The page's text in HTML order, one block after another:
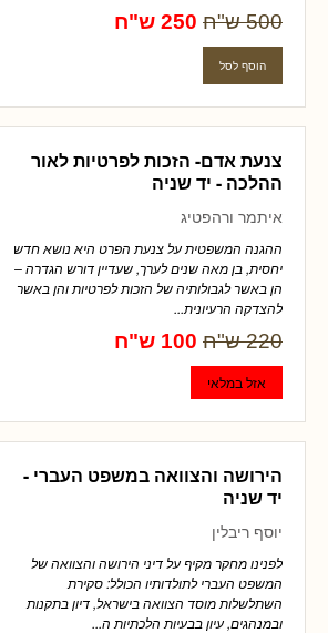
500 ש"ח 250 ש"ח
צנעת אדם- הזכות לפרטיות לאור
ההלכה - יד שניה
איתמר ורהפטיג
ההגנה המשפטית על צנעת הפרט היא נושא חדש
יחסית, בן מאה שנים לערך, שעדיין דורש הגדרה –
הן באשר לגבולותיה של הזכות לפרטיות והן באשר
להצדקה הרעיונית...
220 ש"ח 100 ש"ח
הירושה והצוואה במשפט העברי -
יד שניה
יוסף ריבלין
לפנינו מחקר מקיף על דיני הירושה והצוואה של
המשפט העברי לתולדותיו הכולל: סקירת
השתלשלות מוסד הצוואה בישראל, דיון בתקנות
ובמנהגים, עיון בבעיות הלכתיות ה...